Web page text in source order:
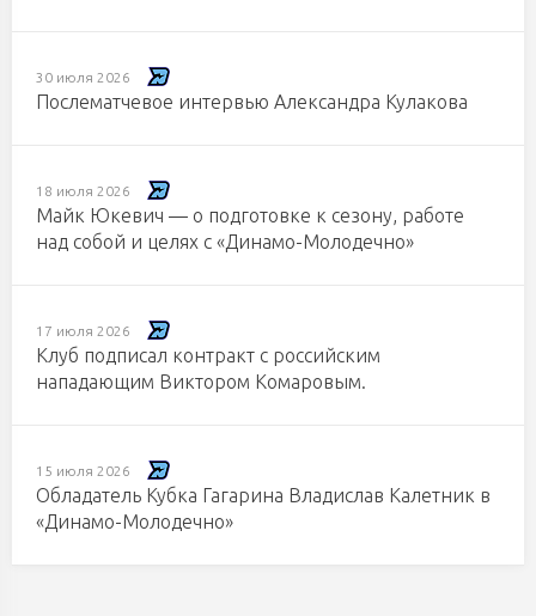
30 июля 2026
Послематчевое интервью Александра Кулакова
18 июля 2026
Майк Юкевич — о подготовке к сезону, работе
над собой и целях с «Динамо-Молодечно»
17 июля 2026
Клуб подписал контракт с российским
нападающим Виктором Комаровым.
15 июля 2026
Обладатель Кубка Гагарина Владислав Калетник в
«Динамо-Молодечно»